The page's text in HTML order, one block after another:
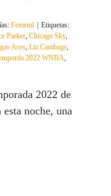
Femenil | Etiquetas:
Parker Chicago Sky,
Aces Liz Cambage
2022 WNBA
2022 de
noche, una